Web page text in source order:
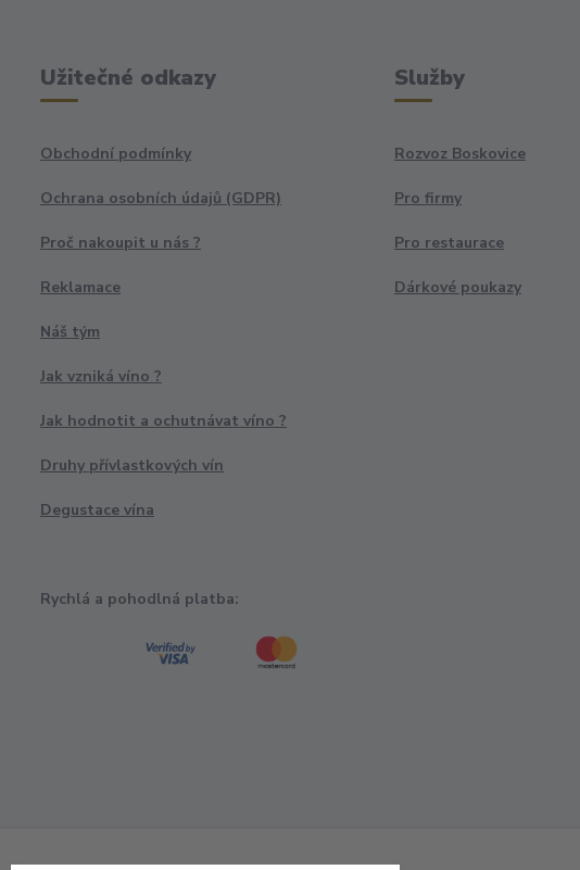
Užitečné odkazy
Obchodní podmínky
Ochrana osobních údajů (GDPR)
Proč nakoupit u nás ?
Reklamace
Náš tým
Jak vzniká víno ?
Jak hodnotit a ochutnávat víno ?
Druhy přívlastkových vín
Degustace vína
Rychlá a pohodlná platba:
Služby
Rozvoz Boskovice
Pro firmy
Pro restaurace
Dárkové poukazy